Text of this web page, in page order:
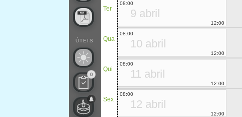
ÚTEIS
0
Ter
Qua
Qui
Sex
9 abril
08:00
12:00
10 abril
08:00
12:00
11 abril
08:00
12:00
12 abril
08:00
12:00